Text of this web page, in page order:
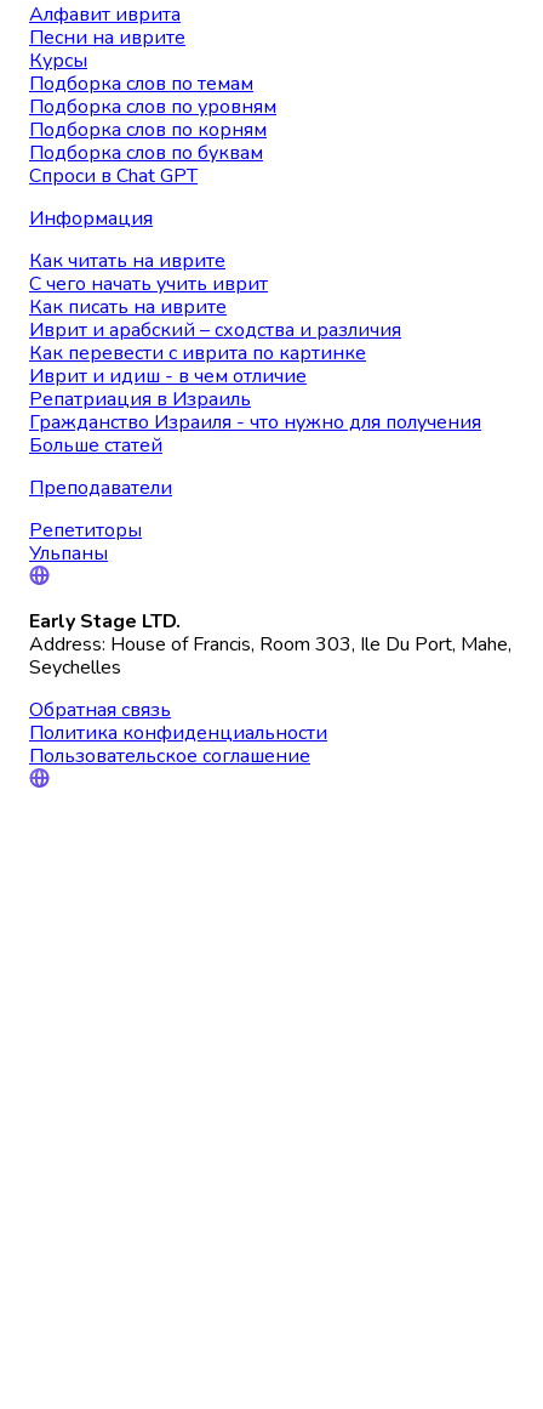
Алфавит иврита
Песни на иврите
Курсы
Подборка слов по темам
Подборка слов по уровням
Подборка слов по корням
Подборка слов по буквам
Спроси в Chat GPT
Информация
Как читать на иврите
С чего начать учить иврит
Как писать на иврите
Иврит и арабский – сходства и различия
Как перевести с иврита по картинке
Иврит и идиш - в чем отличие
Репатриация в Израиль
Гражданство Израиля - что нужно для получения
Больше статей
Преподаватели
Репетиторы
Ульпаны
Early Stage LTD.
Address: House of Francis, Room 303, Ile Du Port, Mahe,
Seychelles
Обратная связь
Политика конфиденциальности
Пользовательское соглашение